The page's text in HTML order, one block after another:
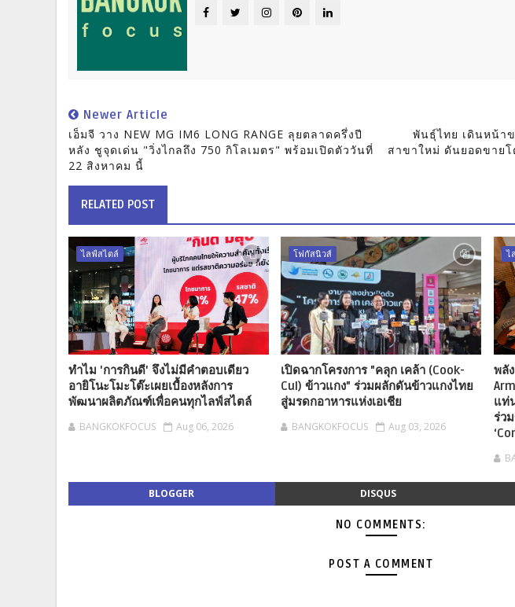
Newer Article
เอ็มจี วาง NEW MG IM6 LONG RANGE ลุยตลาดครึ่งปี
หลัง ชูจุดเด่น "วิ่งไกลถึง 750 กิโลเมตร" พร้อมเปิดตัววันที่
22 สิงหาคม นี้
พันธุ์ไทย เดินหน้า
สาขาใหม่ ดันยอดขายโ
RELATED POST
ไลฟ์สไตล์
ทำไม 'การกินดี' จึงไม่มีคำตอบเดียว
อายิโนะโมะโต๊ะเผยเบื้องหลังการ
พัฒนาผลิตภัณฑ์เพื่อคนทุกไลฟ์สไตล์
BANGKOKFOCUS Aug 06, 2026
โฟกัสนิวส์
เปิดฉากโครงการ "คลุก เคล้า (Cook-
Cul) ข้าวแกง" ร่วมผลักดันข้าวแกงไทย
สู่มรดกอาหารแห่งเอเชีย
BANGKOKFOCUS Aug 03, 2026
ไ
พลั
แท่
ร่ว
BLOGGER DISQUS
NO COMMENTS:
POST A COMMENT